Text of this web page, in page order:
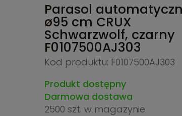
Parasol
ø95 cm CRUX
Schwarzwolf, czarny
F0107500AJ303
Kod produktu: F0107500AJ303
Produkt dostępny
Darmowa dostawa
2500 szt. w magazynie